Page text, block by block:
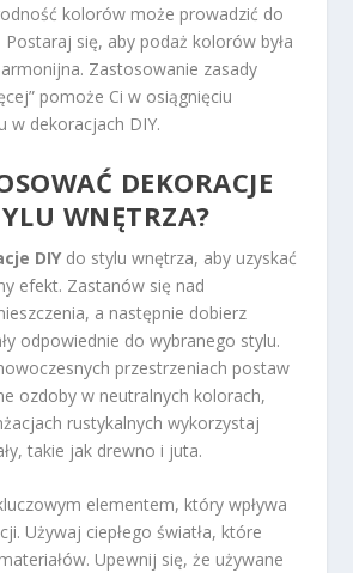
kolorów może prowadzić do
Postaraj się, aby podaż kolorów była
Zastosowanie zasady
pomoże Ci w osiągnięciu
w dekoracjach DIY.
DEKORACJE
WNĘTRZA?
DIY do stylu wnętrza, aby uzyskać
efekt. Zastanów się nad
a następnie dobierz
odpowiednie do wybranego stylu.
przestrzeniach postaw
ozdoby w neutralnych kolorach,
rustykalnych wykorzystaj
takie jak drewno i juta.
elementem, który wpływa
Używaj ciepłego światła, które
Upewnij się, że używane